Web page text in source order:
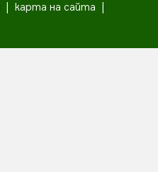
карта на сайта